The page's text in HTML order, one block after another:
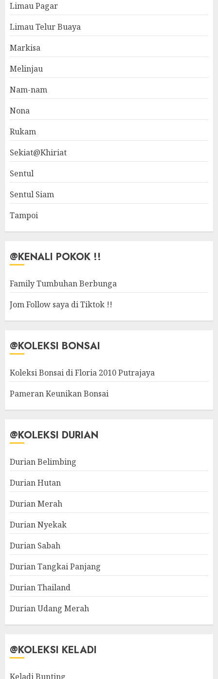
Limau Pagar
Limau Telur Buaya
Markisa
Melinjau
Nam-nam
Nona
Rukam
Sekiat@Khiriat
Sentul
Sentul Siam
Tampoi
@KENALI POKOK !!
Family Tumbuhan Berbunga
Jom Follow saya di Tiktok !!
@KOLEKSI BONSAI
Koleksi Bonsai di Floria 2010 Putrajaya
Pameran Keunikan Bonsai
@KOLEKSI DURIAN
Durian Belimbing
Durian Hutan
Durian Merah
Durian Nyekak
Durian Sabah
Durian Tangkai Panjang
Durian Thailand
Durian Udang Merah
@KOLEKSI KELADI
Keladi Bunting